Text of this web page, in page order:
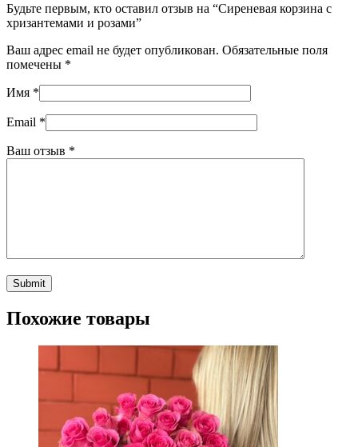
Будьте первым, кто оставил отзыв на “Сиреневая корзина с
хризантемами и розами”
Ваш адрес email не будет опубликован. Обязательные поля
помечены *
Имя *
Email *
Ваш отзыв *
Похожие товары